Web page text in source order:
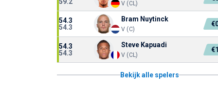
V (CL)
54.3
54.3
Bram Nuytinck
V (C)
54.3
54.3
Steve Kapuadi
V (CL)
Bekijk alle spelers